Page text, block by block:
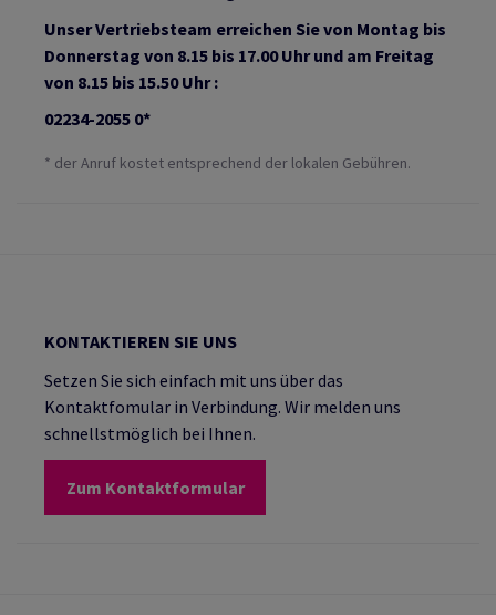
Unser Vertriebsteam erreichen Sie von Montag bis
Donnerstag von 8.15 bis 17.00 Uhr und am Freitag
von 8.15 bis 15.50 Uhr :
02234-2055 0*
* der Anruf kostet entsprechend der lokalen Gebühren.
KONTAKTIEREN SIE UNS
Setzen Sie sich einfach mit uns über das
Kontaktfomular in Verbindung. Wir melden uns
schnellstmöglich bei Ihnen.
Zum Kontaktformular